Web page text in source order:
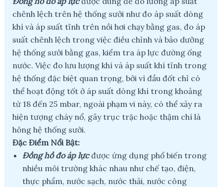
chênh lệch trên hệ thống sưởi như đo áp suất dòng
khí và áp suất tĩnh trên nồi hơi chạy bằng gas, đo áp
suất chênh lệch trong việc điều chỉnh và bảo dưỡng
hệ thống sưởi bằng gas, kiểm tra áp lực đường ống
nước. Việc đo lưu lượng khí và áp suất khí tĩnh trong
hệ thống đặc biệt quan trọng, bởi vì đầu đốt chỉ có
thể hoạt động tốt ở áp suất dòng khí trong khoảng
từ 18 đến 25 mbar, ngoài phạm vi này, có thể xảy ra
hiện tượng cháy nổ, gây trục trặc hoặc thậm chí là
hỏng hệ thống sưởi.
Đặc Điểm Nổi Bật:
Đồng hồ đo áp lựcđược ứng dụng phổ biến trong
nhiều môi trường khác nhau như chế tạo, điện,
thực phẩm, nước sạch, nước thải, nước công